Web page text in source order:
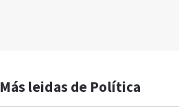
Más leidas de Política